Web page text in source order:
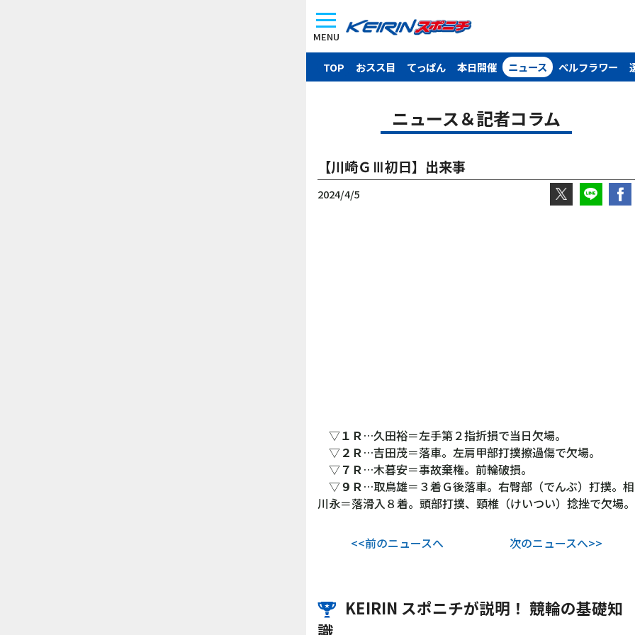
MENU
TOP おスス目 てっぱん 本日開催 ニュース ベルフラワー
ニュース＆記者コラム
【川崎ＧⅢ初日】出来事
2024/4/5
▽１Ｒ …久田裕＝左手第２指折損で当日欠場。
▽２Ｒ …吉田茂＝落車。左肩甲部打撲擦過傷で欠場。
▽７Ｒ …木暮安＝事故棄権。前輪破損。
▽９Ｒ …取鳥雄＝３着Ｇ後落車。右臀部（でんぶ）打撲。相
川永＝落滑入８着。頭部打撲、頸椎（けいつい）捻挫で欠場。
<<前のニュースへ 次のニュースへ>>
KEIRIN スポニチが説明！ 競輪の基礎知
識